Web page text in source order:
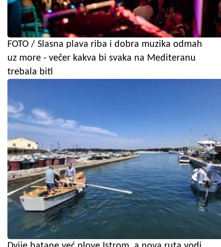
FOTO / Slasna plava riba i dobra muzika odmah
uz more - večer kakva bi svaka na Mediteranu
trebala biti